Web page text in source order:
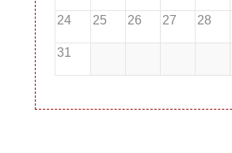
24 25 26 27 28
31